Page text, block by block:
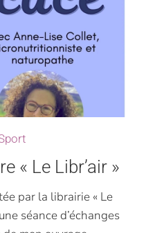
« Le Libr’air »
par la librairie « Le
séance d’échanges